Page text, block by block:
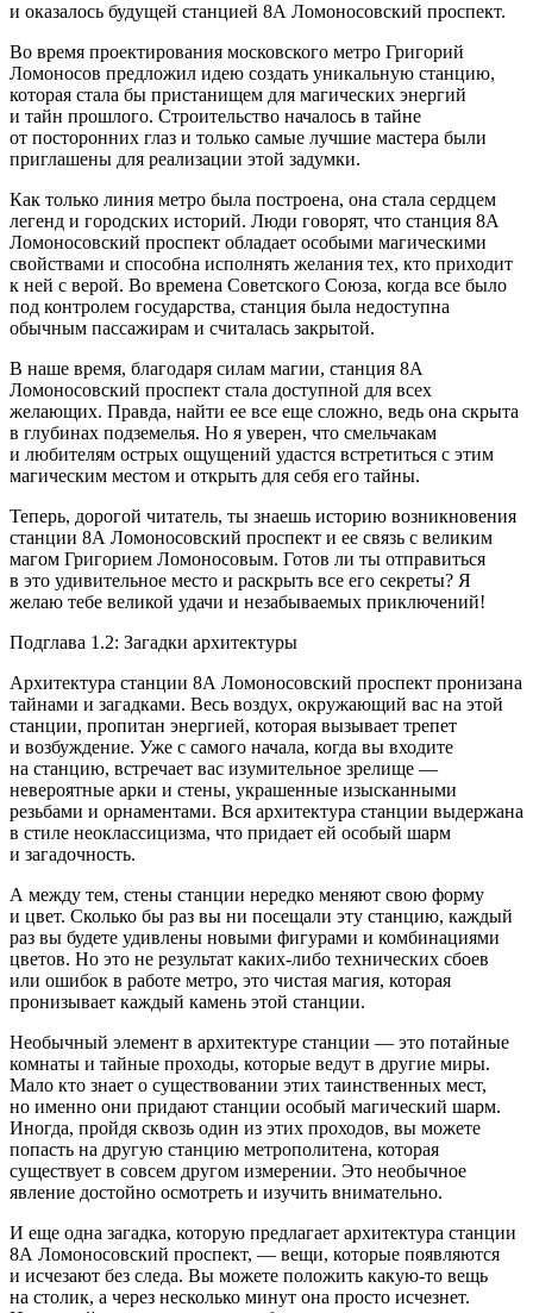
и оказалось будущей станцией 8А Ломоносовский проспект.
Во время проектирования московского метро Григорий
Ломоносов предложил идею создать уникальную станцию,
которая стала бы пристанищем для магических энергий
и тайн прошлого. Строительство началось в тайне
от посторонних глаз и только самые лучшие мастера были
приглашены для реализации этой задумки.
Как только линия метро была построена, она стала сердцем
легенд и городских историй. Люди говорят, что станция 8А
Ломоносовский проспект обладает особыми магическими
свойствами и способна исполнять желания тех, кто приходит
к ней с верой. Во времена Советского Союза, когда все было
под контролем государства, станция была недоступна
обычным пассажирам и считалась закрытой.
В наше время, благодаря силам магии, станция 8А
Ломоносовский проспект стала доступной для всех
желающих. Правда, найти ее все еще сложно, ведь она скрыта
в глубинах подземелья. Но я уверен, что смельчакам
и любителям острых ощущений удастся встретиться с этим
магическим местом и открыть для себя его тайны.
Теперь, дорогой читатель, ты знаешь историю возникновения
станции 8А Ломоносовский проспект и ее связь с великим
магом Григорием Ломоносовым. Готов ли ты отправиться
в это удивительное место и раскрыть все его секреты? Я
желаю тебе великой удачи и незабываемых приключений!
Подглава 1.2: Загадки архитектуры
Архитектура станции 8А Ломоносовский проспект пронизана
тайнами и загадками. Весь воздух, окружающий вас на этой
станции, пропитан энергией, которая вызывает трепет
и возбуждение. Уже с самого начала, когда вы входите
на станцию, встречает вас изумительное зрелище —
невероятные арки и стены, украшенные изысканными
резьбами и орнаментами. Вся архитектура станции выдержана
в стиле неоклассицизма, что придает ей особый шарм
и загадочность.
А между тем, стены станции нередко меняют свою форму
и цвет. Сколько бы раз вы ни посещали эту станцию, каждый
раз вы будете удивлены новыми фигурами и комбинациями
цветов. Но это не результат каких-либо технических сбоев
или ошибок в работе метро, это чистая магия, которая
пронизывает каждый камень этой станции.
Необычный элемент в архитектуре станции — это потайные
комнаты и тайные проходы, которые ведут в другие миры.
Мало кто знает о существовании этих таинственных мест,
но именно они придают станции особый магический шарм.
Иногда, пройдя сквозь один из этих проходов, вы можете
попасть на другую станцию метрополитена, которая
существует в совсем другом измерении. Это необычное
явление достойно осмотреть и изучить внимательно.
И еще одна загадка, которую предлагает архитектура станции
8А Ломоносовский проспект, — вещи, которые появляются
и исчезают без следа. Вы можете положить какую-то вещь
на столик, а через несколько минут она просто исчезнет.